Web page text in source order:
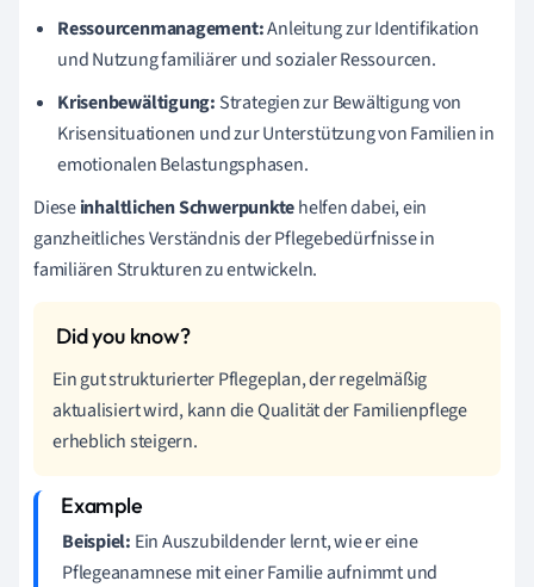
Ressourcenmanagement:Anleitung zur Identifikation
und Nutzung familiärer und sozialer Ressourcen.
Krisenbewältigung: Strategien zur Bewältigung von
Krisensituationen und zur Unterstützung von Familien in
emotionalen Belastungsphasen.
Dieseinhaltlichen Schwerpunktehelfen dabei, ein
ganzheitliches Verständnis der Pflegebedürfnisse in
familiären Strukturen zu entwickeln.
Ein gut strukturierter Pflegeplan, der regelmäßig
aktualisiert wird, kann die Qualität der Familienpflege
erheblich steigern.
Beispiel: Ein Auszubildender lernt, wie er eine
Pflegeanamnese mit einer Familie aufnimmt und